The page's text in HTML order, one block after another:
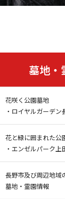
墓地・
花咲く公園墓地
・ロイヤルガーデン
花と緑に囲まれた公
・エンゼルパーク上
長野市及び周辺地域
墓地・霊園情報